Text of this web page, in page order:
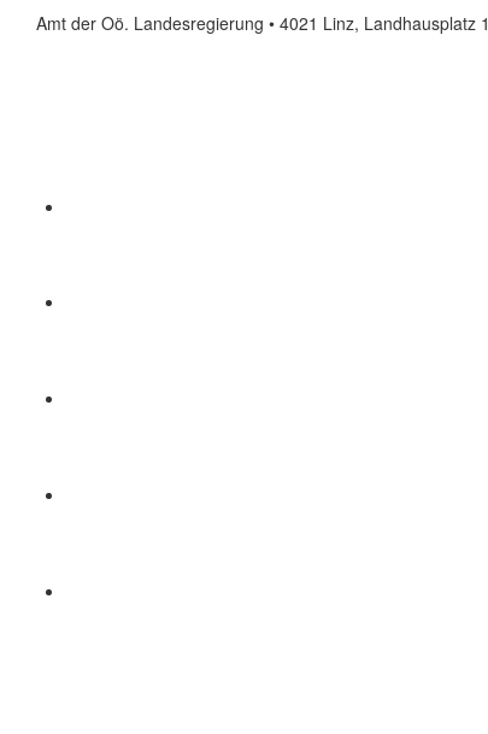
Amt der Oö. Landesregierung • 4021 Linz, Landhausplatz 1